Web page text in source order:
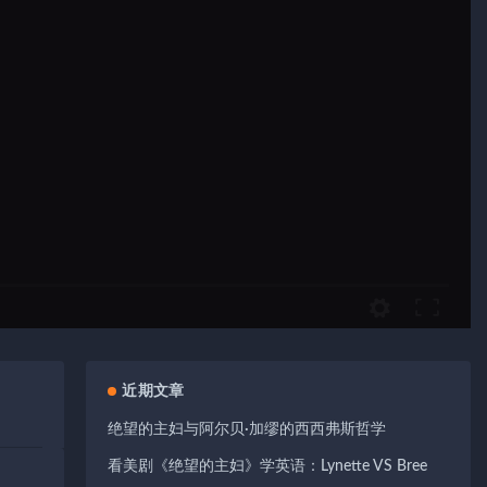
近期文章
绝望的主妇与阿尔贝·加缪的西西弗斯哲学
看美剧《绝望的主妇》学英语：Lynette VS Bree